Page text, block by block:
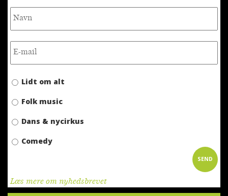
Lidt om alt
Folk music
Dans & nycirkus
Comedy
Læs mere om nyhedsbrevet
SEND